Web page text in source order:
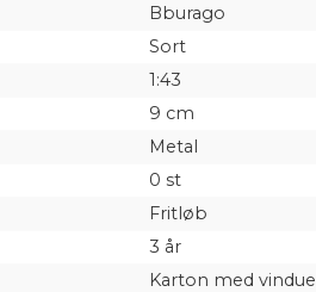
Bburago
Sort
1:43
9 cm
Metal
0 st
Fritløb
3 år
Karton med vindue